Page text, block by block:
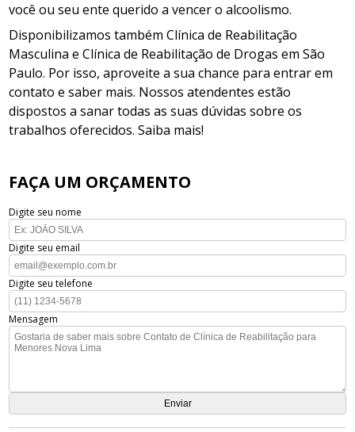
você ou seu ente querido a vencer o alcoolismo.
Disponibilizamos também Clínica de Reabilitação
Masculina e Clínica de Reabilitação de Drogas em São
Paulo. Por isso, aproveite a sua chance para entrar em
contato e saber mais. Nossos atendentes estão
dispostos a sanar todas as suas dúvidas sobre os
trabalhos oferecidos. Saiba mais!
FAÇA UM ORÇAMENTO
Digite seu nome
Digite seu email
Digite seu telefone
Mensagem